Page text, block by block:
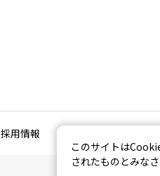
採用情報
このサイトは
されたものとみなさ